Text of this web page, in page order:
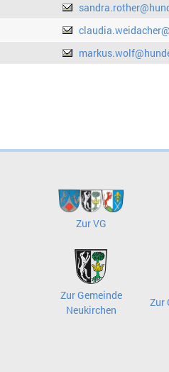
Zur VG
Zur Gemeinde
Neukirchen
Zur